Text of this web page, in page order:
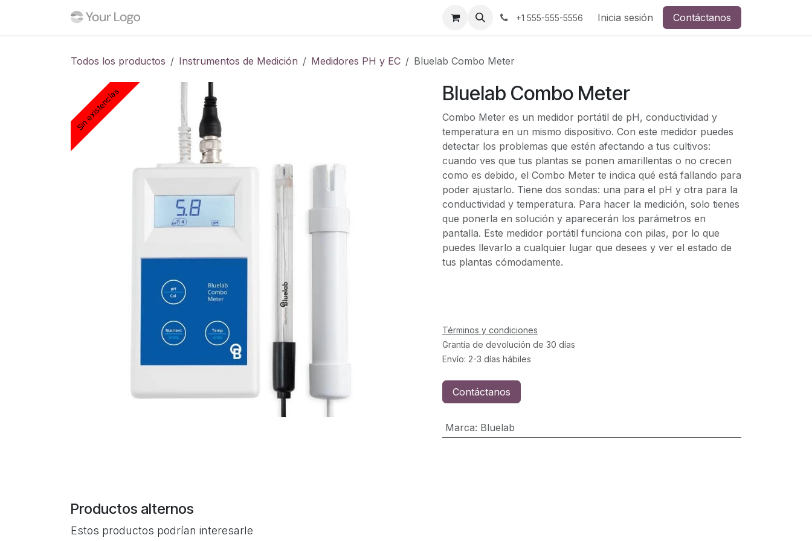
+1 555-555-5556 Inicia sesión Contáctanos
Todos los productos Instrumentos de Medición Medidores PH y EC Bluelab Combo Meter
Sin existencias Bluelab Combo Meter
Combo Meter es un medidor portátil de pH, conductividad y
temperatura en un mismo dispositivo. Con este medidor puedes
detectar los problemas que estén afectando a tus cultivos:
cuando ves que tus plantas se ponen amarillentas o no crecen
como es debido, el Combo Meter te indica qué está fallando para
poder ajustarlo. Tiene dos sondas: una para el pH y otra para la
conductividad y temperatura. Para hacer la medición, solo tienes
que ponerla en solución y aparecerán los parámetros en
pantalla. Este medidor portátil funciona con pilas, por lo que
puedes llevarlo a cualquier lugar que desees y ver el estado de
tus plantas cómodamente.
Términos y condiciones
Grantía de devolución de 30 días
Envío: 2-3 días hábiles
Contáctanos
Marca: Bluelab
Productos alternos
Estos productos podrían interesarle